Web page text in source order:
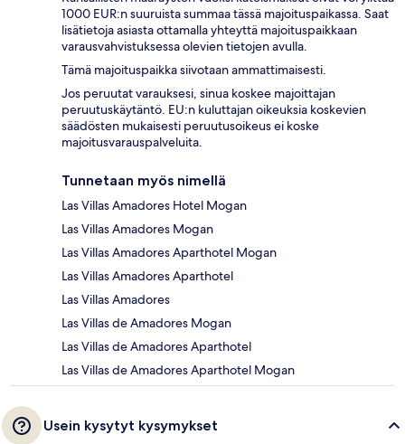
1000 EUR:n suuruista summaa tässä majoituspaikassa. Saat
lisätietoja asiasta ottamalla yhteyttä majoituspaikkaan
varausvahvistuksessa olevien tietojen avulla.
Tämä majoituspaikka siivotaan ammattimaisesti.
Jos peruutat varauksesi, sinua koskee majoittajan
peruutuskäytäntö. EU:n kuluttajan oikeuksia koskevien
säädösten mukaisesti peruutusoikeus ei koske
majoitusvarauspalveluita.
Tunnetaan myös nimellä
Las Villas Amadores Hotel Mogan
Las Villas Amadores Mogan
Las Villas Amadores Aparthotel Mogan
Las Villas Amadores Aparthotel
Las Villas Amadores
Las Villas de Amadores Mogan
Las Villas de Amadores Aparthotel
Las Villas de Amadores Aparthotel Mogan
Usein kysytyt kysymykset